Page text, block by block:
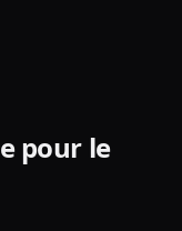
pour le